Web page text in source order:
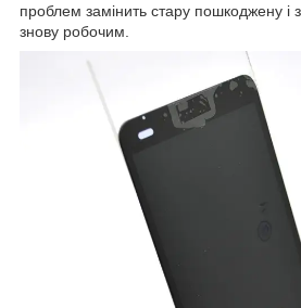
проблем замінить стару пошкоджену
знову робочим.